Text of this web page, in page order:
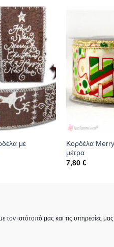
τον ιστότοπό μας και τις υπηρεσίες
με
Κορδέλα
μέτρα
7,80€